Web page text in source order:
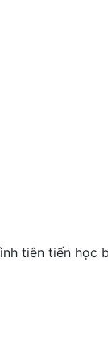
tiên tiến học